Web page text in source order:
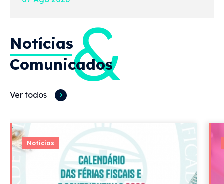
Notícias&
Comunicados
Ver todos
Notícias